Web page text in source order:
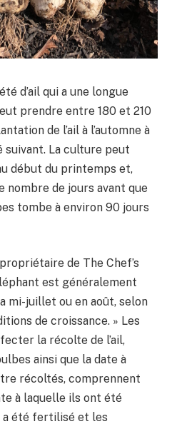
d’ail qui a une longue
prendre entre 180 et 210
de l’ail à l’automne à
suivant. La culture peut
début du printemps et,
nombre de jours avant que
tombe à environ 90 jours
de The Chef’s
est généralement
mi-juillet ou en août, selon
de croissance. » Les
la récolte de l’ail,
ainsi que la date à
récoltés, comprennent
à laquelle ils ont été
a été fertilisé et les